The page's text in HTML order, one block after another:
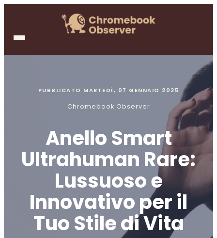
PUBBLICATO MARTEDÌ, 07 GENNAIO 2025
Chromebook Observer
Anello Smart
Ultrahuman Rare:
Lussuoso e
Innovativo per il
Tuo Stile di Vita